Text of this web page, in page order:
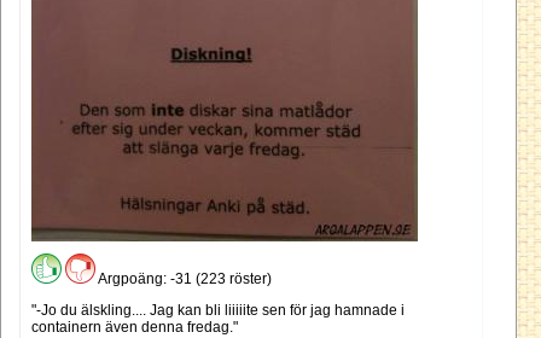
Argpoäng: -31 (223 röster)
"-Jo du älskling.... Jag kan bli liiiiite sen för jag hamnade i
containern även denna fredag."